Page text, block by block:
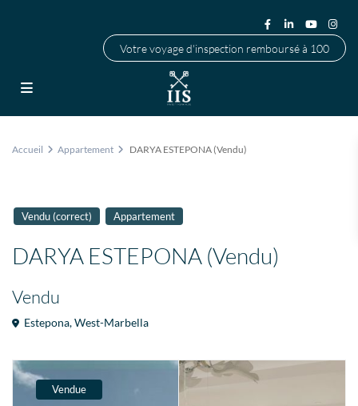
Votre voyage d'inspection remboursé à 100
Accueil Appartement DARYA ESTEPONA (Vendu)
Vendu (correct) Appartement
DARYA ESTEPONA (Vendu)
Vendu
Estepona,West-Marbella
Vendue